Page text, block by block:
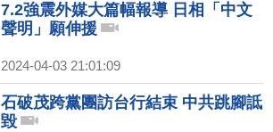
7.2強震外媒大篇幅報導 日相「中文
聲明」願伸援
2024-04-03 21:01:09
石破茂跨黨團訪台行結束 中共跳腳詆
毀